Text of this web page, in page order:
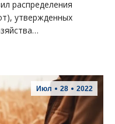
распределения
утвержденных
Июл 28 2022